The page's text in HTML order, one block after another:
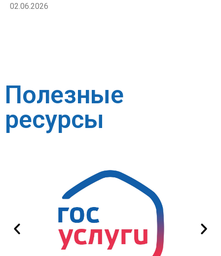
02.06.2026
Полезные
ресурсы